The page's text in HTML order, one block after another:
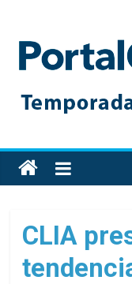
content
Toda
la
de
cruceros
en
CLIA